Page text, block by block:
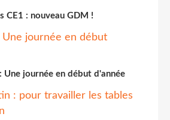
CE1 : nouveau GDM !
Une journée en début d'année